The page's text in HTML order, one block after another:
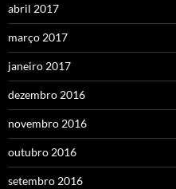
abril 2017
março 2017
janeiro 2017
dezembro 2016
novembro 2016
outubro 2016
setembro 2016